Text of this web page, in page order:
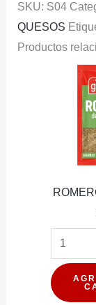
SKU: S04
QUESOS
Productos